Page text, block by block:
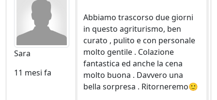
Sara
11 mesi fa
Abbiamo trascorso due giorni
in questo agriturismo, ben
curato , pulito e con personale
molto gentile . Colazione
fantastica ed anche la cena
molto buona . Davvero una
bella sorpresa . Ritorneremo🙂